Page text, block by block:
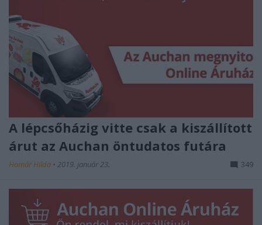
A lépcsőházig vitte csak a kiszállított
árut az Auchan öntudatos futára
Homár Hilda • 2019. január 23. 349